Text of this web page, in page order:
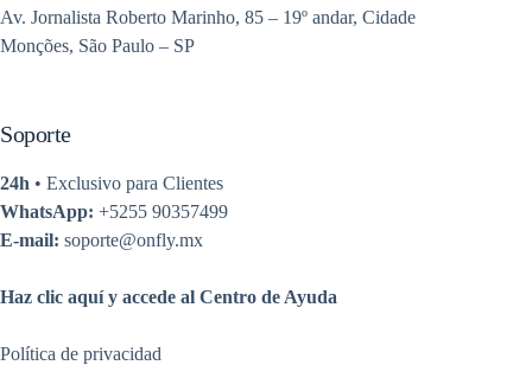
Av. Jornalista Roberto Marinho, 85 – 19º andar, Cidade
Monções, São Paulo – SP
Soporte
24h • Exclusivo para Clientes
WhatsApp: +5255 90357499
E-mail: soporte@onfly.mx
Haz clic aquí y accede al Centro de Ayuda
Política de privacidad